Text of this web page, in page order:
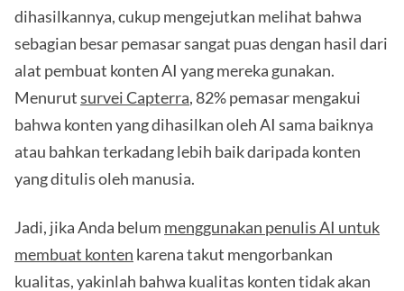
dihasilkannya, cukup mengejutkan melihat bahwa
sebagian besar pemasar sangat puas dengan hasil dari
alat pembuat konten AI yang mereka gunakan.
Menurutsurvei Capterra, 82% pemasar mengakui
bahwa konten yang dihasilkan oleh AI sama baiknya
atau bahkan terkadang lebih baik daripada konten
yang ditulis oleh manusia.
Jadi, jika Anda belum menggunakan penulis AI untuk
membuat konten karena takut mengorbankan
kualitas, yakinlah bahwa kualitas konten tidak akan